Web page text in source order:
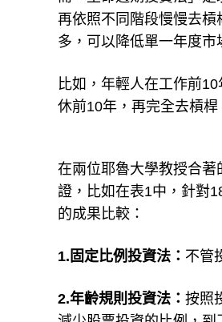
而「生命週期投資法」
再依照不同階段慢慢去槓
比如，年輕人在工作前
在兩位耶魯大學教授合
證，比如在表1中，針對
2.年齡規則投資法：按照